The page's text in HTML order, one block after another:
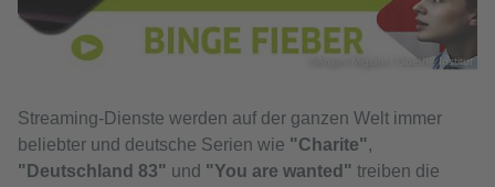
©Anjani Miglani / Goethe Institut
Streaming-Dienste werden auf der ganzen Welt immer
beliebter und deutsche Serien wie "Charite",
"Deutschland 83" und "You are wanted" treiben die